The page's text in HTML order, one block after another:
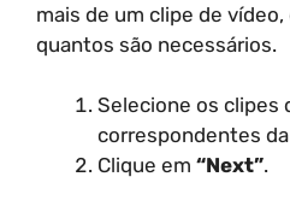
mais de um clipe de
quantos são necessários.
Selecione os clipes
correspondentes
Clique em “Next”.